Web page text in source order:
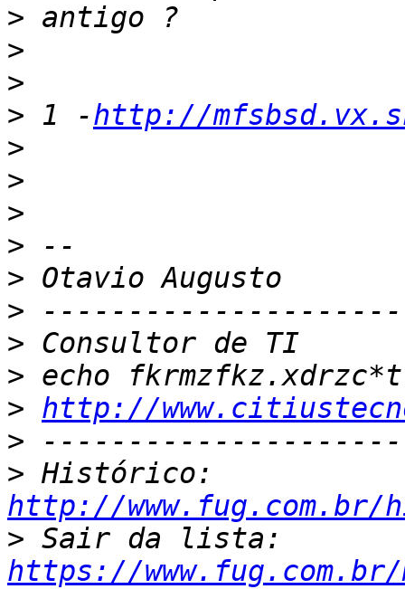
>
>
>
> 1 -http://
>
>
>
>
>
>
>
> echo
> http://
>
>
http://
>
https://